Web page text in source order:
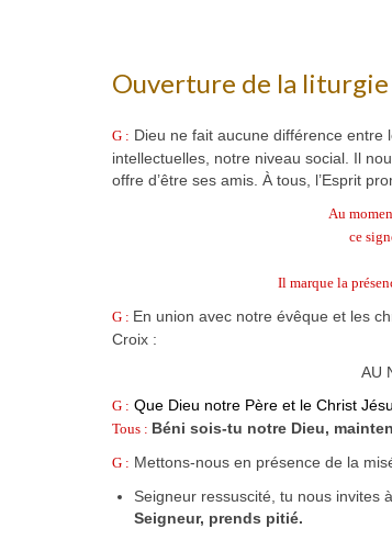
Ouverture de la liturgie
G : Dieu ne fait aucune différence entre
intellectuelles, notre niveau social. Il
offre d’être ses amis. À tous, l’Esprit
Au
ce
Il marque la
G : En union avec notre évêque et les
Croix :
AU
G : Que Dieu notre Père et le Christ
Tous : Béni sois-tu notre Dieu,
G : Mettons-nous en présence de la
Seigneur ressuscité, tu nous invites
Seigneur, prends pitié.